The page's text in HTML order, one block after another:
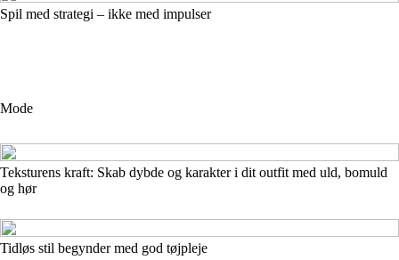
Spil med strategi – ikke med impulser
Mode
Teksturens kraft: Skab dybde og karakter i dit outfit med uld, bomuld
og hør
Tidløs stil begynder med god tøjpleje